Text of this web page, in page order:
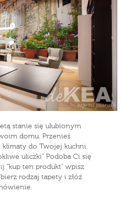
stanie się ulubionym
domu. Przenieś
do Twojej kuchni.
uliczki" Podoba Ci się
"kup ten produkt" wpisz
rodzaj tapety i złóż